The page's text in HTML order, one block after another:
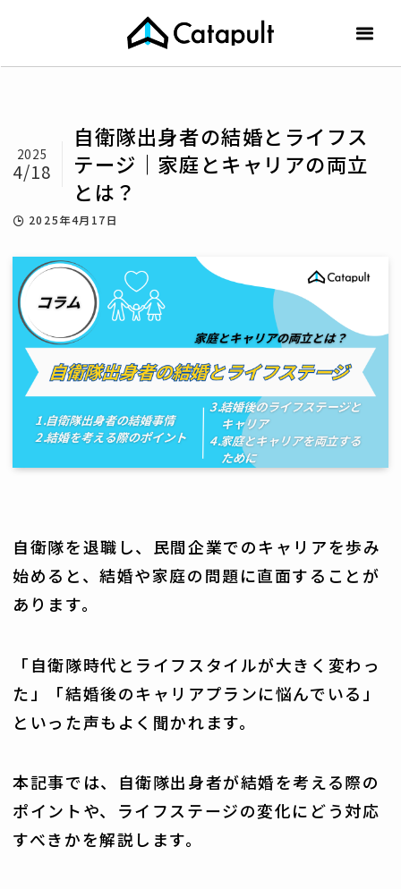
自衛隊出身者の結婚とライフス
テージ｜家庭とキャリアの両立
とは？
2025
4/18
2025年4月17日
自衛隊を退職し、民間企業でのキャリアを歩み
始めると、結婚や家庭の問題に直面することが
あります。
「自衛隊時代とライフスタイルが大きく変わっ
た」「結婚後のキャリアプランに悩んでいる」
といった声もよく聞かれます。
本記事では、自衛隊出身者が結婚を考える際の
ポイントや、ライフステージの変化にどう対応
すべきかを解説します。